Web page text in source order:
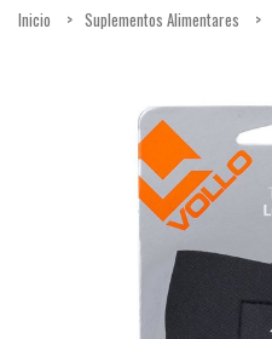
Inicio Suplementos Alimentares